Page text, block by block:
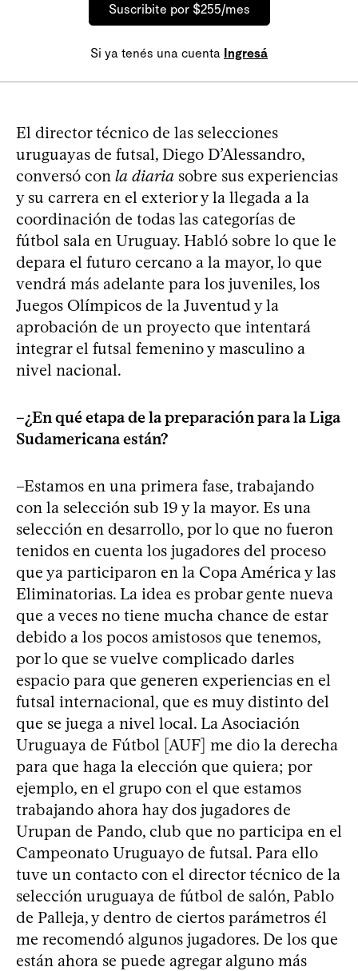
Suscribite por $255/mes
Si ya tenés una cuenta Ingresá
El director técnico de las selecciones
uruguayas de futsal, Diego D’Alessandro,
conversó con la diaria sobre sus experiencias
y su carrera en el exterior y la llegada a la
coordinación de todas las categorías de
fútbol sala en Uruguay. Habló sobre lo que le
depara el futuro cercano a la mayor, lo que
vendrá más adelante para los juveniles, los
Juegos Olímpicos de la Juventud y la
aprobación de un proyecto que intentará
integrar el futsal femenino y masculino a
nivel nacional.
–¿En qué etapa de la preparación para la Liga
Sudamericana están?
–Estamos en una primera fase, trabajando
con la selección sub 19 y la mayor. Es una
selección en desarrollo, por lo que no fueron
tenidos en cuenta los jugadores del proceso
que ya participaron en la Copa América y las
Eliminatorias. La idea es probar gente nueva
que a veces no tiene mucha chance de estar
debido a los pocos amistosos que tenemos,
por lo que se vuelve complicado darles
espacio para que generen experiencias en el
futsal internacional, que es muy distinto del
que se juega a nivel local. La Asociación
Uruguaya de Fútbol [AUF] me dio la derecha
para que haga la elección que quiera; por
ejemplo, en el grupo con el que estamos
trabajando ahora hay dos jugadores de
Urupan de Pando, club que no participa en el
Campeonato Uruguayo de futsal. Para ello
tuve un contacto con el director técnico de la
selección uruguaya de fútbol de salón, Pablo
de Palleja, y dentro de ciertos parámetros él
me recomendó algunos jugadores. De los que
están ahora se puede agregar alguno más